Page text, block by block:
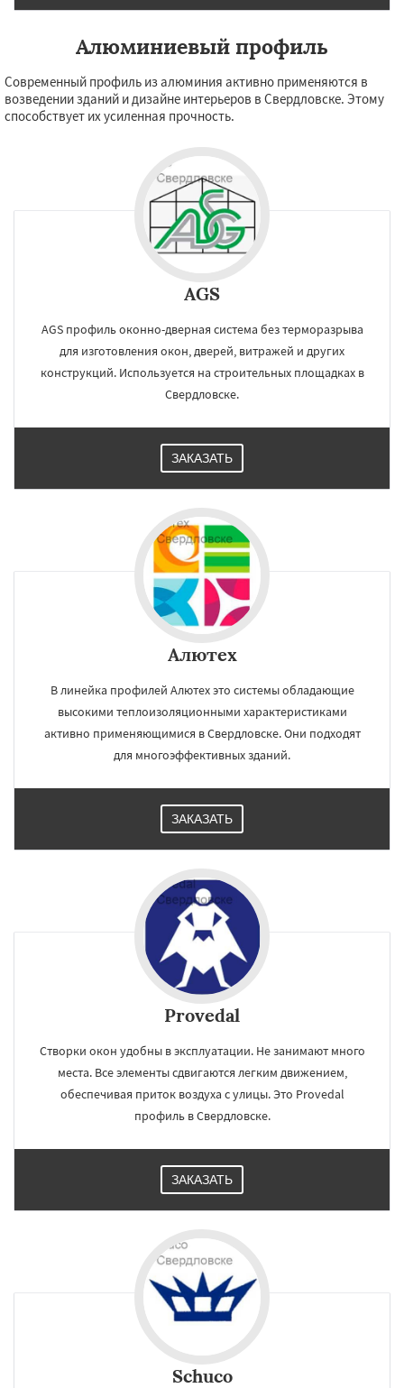
Алюминиевый профиль
Современный профиль из алюминия активно применяются в
возведении зданий и дизайне интерьеров в Свердловске. Этому
способствует их усиленная прочность.
AGS
AGS профиль оконно-дверная система без терморазрыва
для изготовления окон, дверей, витражей и других
конструкций. Используется на строительных площадках в
Свердловске.
ЗАКАЗАТЬ
Алютех
В линейка профилей Алютех это системы обладающие
высокими теплоизоляционными характеристиками
активно применяющимися в Свердловске. Они подходят
для многоэффективных зданий.
ЗАКАЗАТЬ
Provedal
Створки окон удобны в эксплуатации. Не занимают много
места. Все элементы сдвигаются легким движением,
обеспечивая приток воздуха с улицы. Это Provedal
профиль в Свердловске.
ЗАКАЗАТЬ
Schuco